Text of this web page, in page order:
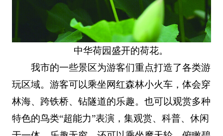
中华荷园盛开的荷花。
我市的一些景区为游客们重点打造了各类游
玩区域。游客可以乘坐网红森林小火车，体会穿
林海、跨铁桥、钻隧道的乐趣。也可以观赏多种
特色的鸟类“超能力”表演，集观赏、科普、休闲